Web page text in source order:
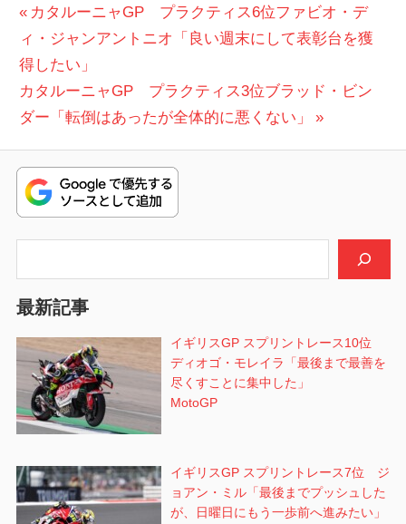
投
稿
ナ
ビ
ゲ
ー
ン
前
の
投
稿:
カタルーニャGP プラクティス6位ファビオ・デ
ィ・ジャンアントニオ「良い週末にして表彰台を獲
得したい」
次
の
稿:
カタルーニャGP プラクティス3位ブラッド・ビン
ダー「転倒はあったが全体的に悪くない」
最新記事
イギリスGP スプリントレース10位
ディオゴ・モレイラ「最後まで最善を
尽くすことに集中した」
MotoGP
イギリスGP スプリントレース7位 ジ
ョアン・ミル「最後までプッシュした
が、日曜日にもう一歩前へ進みたい」